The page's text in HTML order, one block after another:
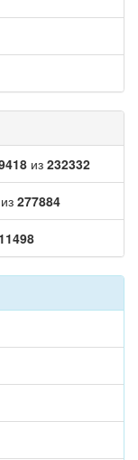
из 232332
из 277884